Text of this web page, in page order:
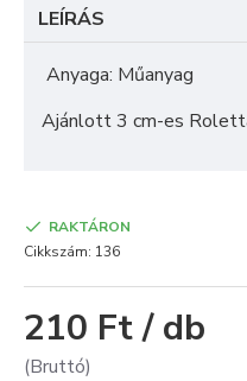
LEÍRÁS
Anyaga: Műanyag
Ajánlott 3 cm-es
210 Ft / db
(Bruttó)
RAKTÁRON
Cikkszám: 136